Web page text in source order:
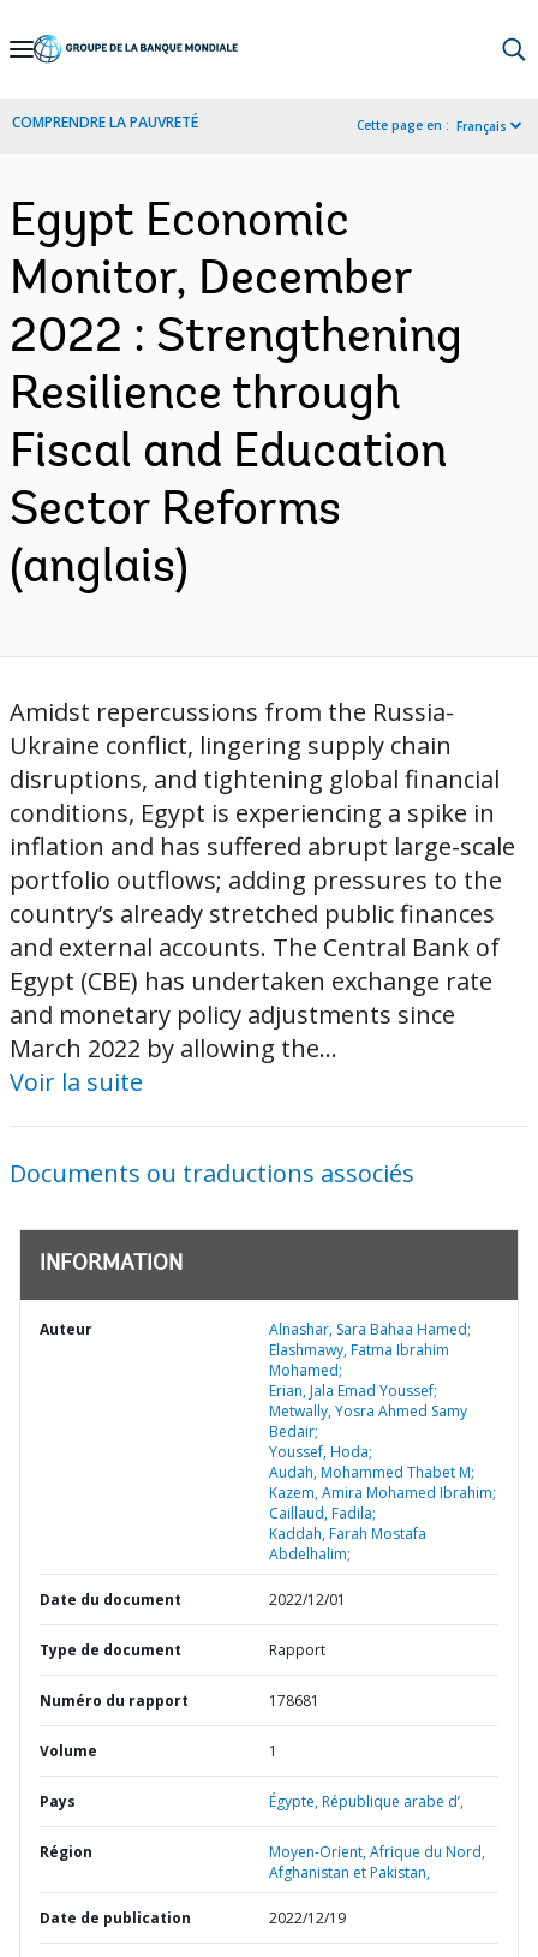
Skip
Navigation
COMPRENDRE LA PAUVRETÉ Cette page en : Français
Egypt Economic
Monitor, December
2022 : Strengthening
Resilience through
Fiscal and Education
Sector Reforms
(anglais)
Amidst repercussions from the Russia-
Ukraine conflict, lingering supply chain
disruptions, and tightening global financial
conditions, Egypt is experiencing a spike in
inflation and has suffered abrupt large-scale
portfolio outflows; adding pressures to the
country’s already stretched public finances
and external accounts. The Central Bank of
Egypt (CBE) has undertaken exchange rate
and monetary policy adjustments since
March 2022 by allowing the...
Voir la suite
Documents ou traductions associés
INFORMATION
Auteur
Alnashar, Sara Bahaa Hamed;
Elashmawy, Fatma Ibrahim
Mohamed;
Erian, Jala Emad Youssef;
Metwally, Yosra Ahmed Samy
Bedair;
Youssef, Hoda;
Audah, Mohammed Thabet M;
Kazem, Amira Mohamed Ibrahim;
Caillaud, Fadila;
Kaddah, Farah Mostafa
Abdelhalim;
Date du document 2022/12/01
Type de document Rapport
Numéro du rapport 178681
Volume 1
Pays Égypte,République arabe d’,
Région
Moyen-Orient, Afrique du Nord,
Afghanistan et Pakistan,
Date de publication 2022/12/19